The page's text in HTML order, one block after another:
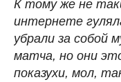
К тому же не
интернете
убрали за собой
матча, но они
показухи, мол,